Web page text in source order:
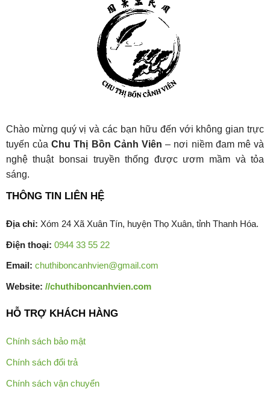
Chào mừng quý vị và các bạn hữu đến với không gian trực
tuyến củaChu Thị Bồn Cảnh Viên – nơi niềm đam mê và
nghệ thuật bonsai truyền thống được ươm mầm và tỏa
sáng.
THÔNG TIN LIÊN HỆ
Địa chỉ: Xóm 24 Xã Xuân Tín, huyện Thọ Xuân, tỉnh Thanh Hóa.
Điện thoại: 0944 33 55 22
Email: chuthiboncanhvien@gmail.com
Website: //chuthiboncanhvien.com
HỖ TRỢ KHÁCH HÀNG
Chính sách bảo mật
Chính sách đổi trả
Chính sách vận chuyển